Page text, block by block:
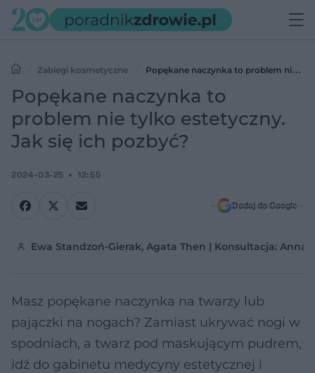
Zabiegi kosmetyczne
Popękane naczynka to problem nie
tylko estetyczny. Jak się ich pozbyć?
Popękane naczynka to
problem nie tylko estetyczny.
Jak się ich pozbyć?
2024-03-25 12:55
Dodaj do Google
Ewa Standzoń-Gierak, Agata Then | Konsultacja:
Masz popękane naczynka na twarzy lub
pajączki na nogach? Zamiast ukrywać nogi w
spodniach, a twarz pod maskującym pudrem,
idź do gabinetu medycyny estetycznej i